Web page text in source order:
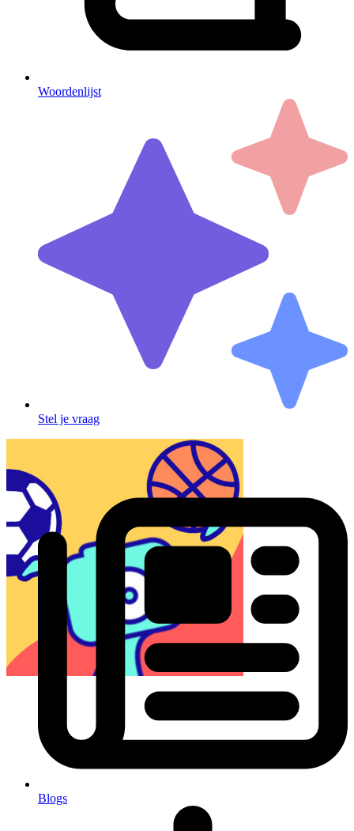
Woordenlijst
Stel je vraag
Blogs